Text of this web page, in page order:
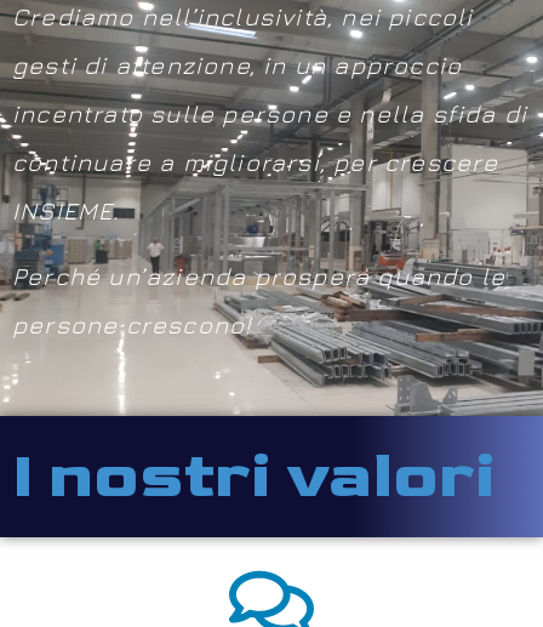
Crediamo nell’inclusività, nei piccoli
gesti di attenzione, in un approccio
incentrato sulle persone e nella sfida di
continuare a migliorarsi, per crescere
INSIEME.
Perché un’azienda prospera quando le
persone crescono!
I nostri valori